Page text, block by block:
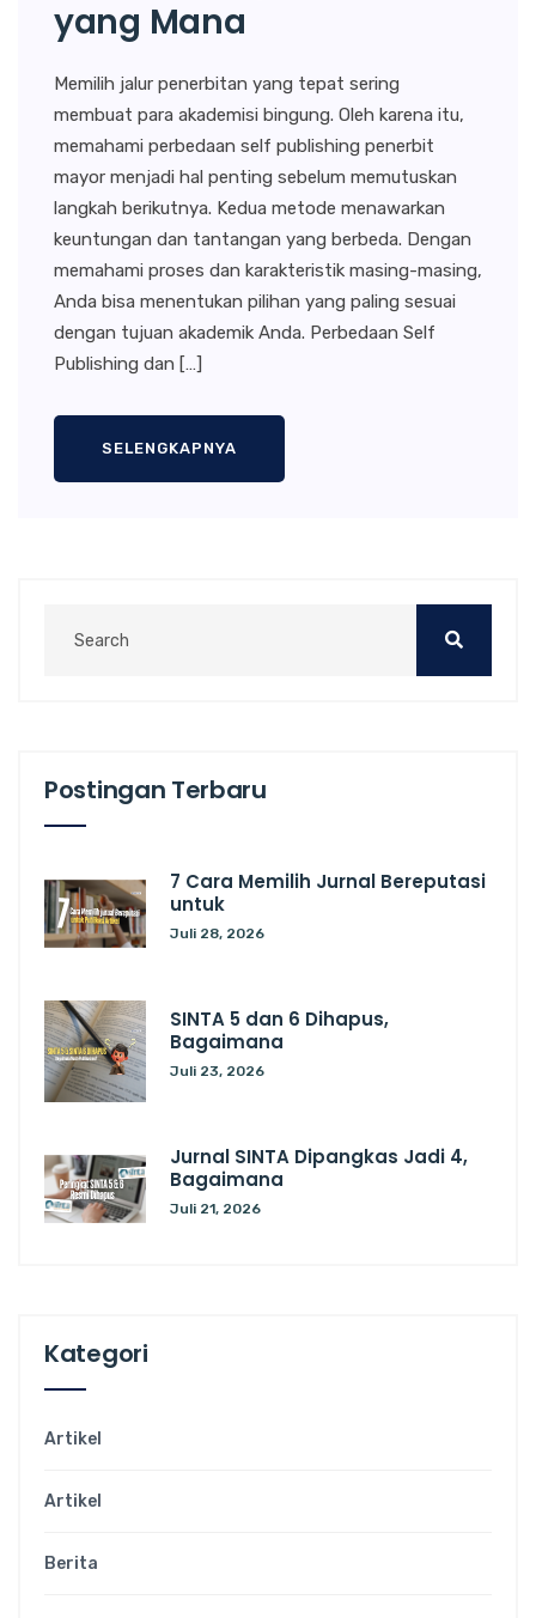
yang Mana
Memilih jalur penerbitan yang tepat sering
membuat para akademisi bingung. Oleh karena itu,
memahami perbedaan self publishing penerbit
mayor menjadi hal penting sebelum memutuskan
langkah berikutnya. Kedua metode menawarkan
keuntungan dan tantangan yang berbeda. Dengan
memahami proses dan karakteristik masing-masing,
Anda bisa menentukan pilihan yang paling sesuai
dengan tujuan akademik Anda. Perbedaan Self
Publishing dan […]
SELENGKAPNYA
Postingan Terbaru
7 Cara Memilih Jurnal Bereputasi
untuk
Juli 28, 2026
SINTA 5 dan 6 Dihapus,
Bagaimana
Juli 23, 2026
Jurnal SINTA Dipangkas Jadi 4,
Bagaimana
Juli 21, 2026
Kategori
Artikel
Artikel
Berita